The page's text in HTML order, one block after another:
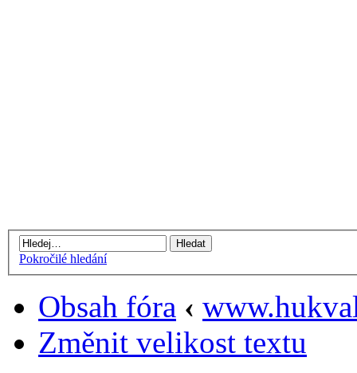
Pokročilé hledání
Obsah fóra ‹
Změnit velikost textu